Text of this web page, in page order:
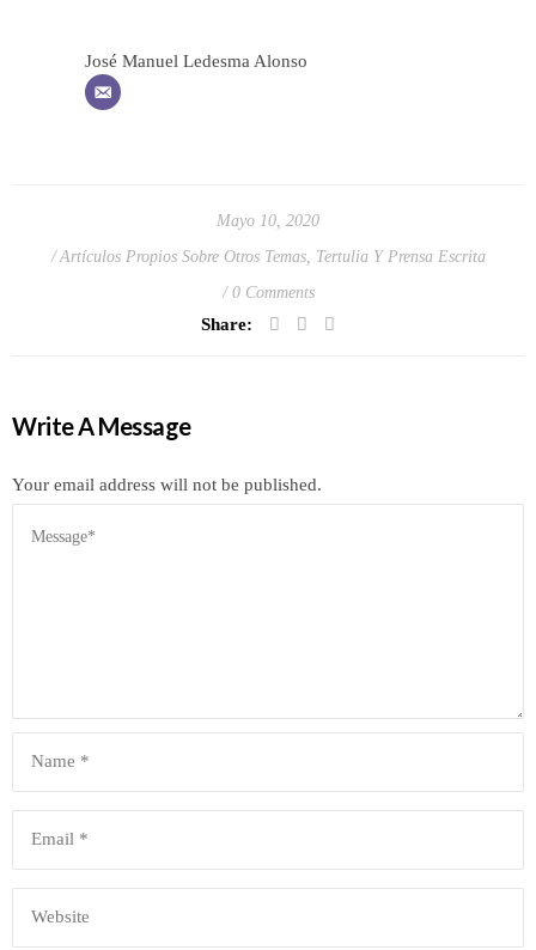
José Manuel Ledesma Alonso
Mayo 10, 2020
Artículos Propios Sobre Otros Temas, Tertulia Y Prensa Escrita
0 Comments
Share:
Write A Message
Your email address will not be published.